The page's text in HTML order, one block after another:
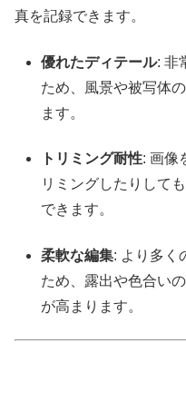
真を記録できます。
優れたディテール: 非
ため、風景や被写体
ます。
トリミング耐性: 画像
リミングしたりして
できます。
柔軟な編集: より多く
ため、露出や色合い
が高まります。